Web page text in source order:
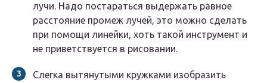
лучи. Надо постараться выдержать равное
расстояние промеж лучей, это можно сделать
при помощи линейки, хоть такой инструмент и
не приветствуется в рисовании.
Слегка вытянутыми кружками изобразить